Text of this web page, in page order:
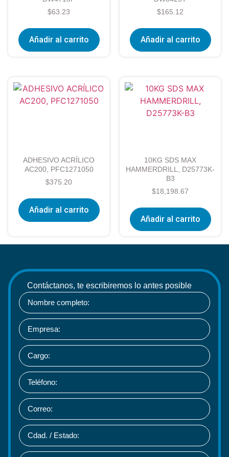
$63.23
Añadir al carrito
$165.12
Añadir al carrito
ADHESIVO ACRÍLICO
AC200, PFC1271050
$375.20
Añadir al carrito
10KG SDS MAX
HAMMERDRILL, D25773K-
B3
$18,198.67
Añadir al carrito
Contáctanos, te escribiremos lo antes posible